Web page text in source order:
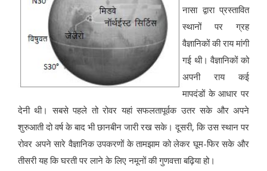
नासा द्वारा प्रस्तावित
स्थानों पर ग्रह
वैज्ञानिकों की राय मांगी
गई थी। वैज्ञानिकों को
अपनी राय कई
मापदंडों के आधार पर
देनी थी। सबसे पहले तो रोवर यहां सफलतापूर्वक उतर सके और अपने
शुरुआती दो वर्ष के बाद भी छानबीन जारी रख सके। दूसरी, कि उस स्थान पर
रोवर अपने सारे वैज्ञानिक उपकरणों के तामझाम को लेकर घूम-फिर सके और
तीसरी यह कि घरती पर लाने के लिए नमूनों की गुणवत्ता बढ़िया हो।